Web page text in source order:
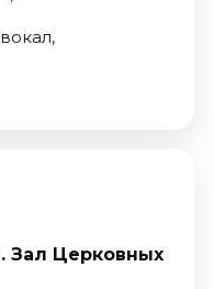
Зал Церковных